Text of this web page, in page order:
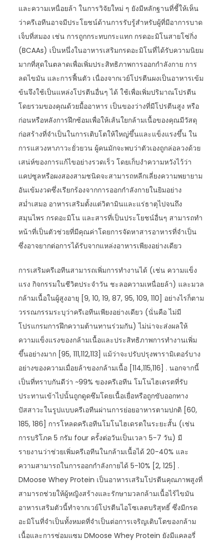
และความเหนื่อยล้า ในการวิจัยใหม่ ๆ ยังมีหลักฐานที่ชี้ให้เห็น
ว่าครีเอทีนอาจมีประโยชน์ด้านการรับรู้สำหรับผู้ที่มีอาการบาด
เจ็บที่สมอง เช่น การถูกกระทบกระแทก กรดอะมิโนสายโซ่กิ่ง
(BCAAs) เป็นหนึ่งในอาหารเสริมกรดอะมิโนที่ได้รับความนิยม
มากที่สุดในตลาดเพื่อเพิ่มประสิทธิภาพการออกกำลังกาย การ
ลดไขมัน และการฟื้นตัว เนื่องจากเวย์โปรตีนผงเป็นอาหารเข้ม
ข้นจึงใช้เป็นแหล่งโปรตีนอื่นๆ ได้ ใช้เพื่อเพิ่มปริมาณโปรตีน
โดยรวมของคุณด้วยมื้ออาหาร เป็นของว่างที่มีโปรตีนสูง หรือ
ก่อนหรือหลังการฝึกซ้อมเพื่อให้เส้นใยกล้ามเนื้อของคุณมีวัสดุ
ก่อสร้างที่จำเป็นในการเติบโตให้ใหญ่ขึ้นและแข็งแรงขึ้น ใน
การแสวงหาภาวะยั่วยวน ผู้คนมักจะพบว่าตัวเองถูกล่อลวงด้วย
เสน่ห์ของการแก้ไขอย่างรวดเร็ว โดยเก็บงำความหวังไว้ว่า
แคปซูลหรือผงสองสามชนิดจะสามารถหลีกเลี่ยงความพยายาม
อันเข้มงวดซึ่งเรียกร้องจากการออกกำลังกายในยิมอย่าง
สม่ำเสมอ อาหารเสริมตั้งแต่วิตามินและแร่ธาตุไปจนถึง
สมุนไพร กรดอะมิโน และสารที่เป็นประโยชน์อื่นๆ สามารถทำ
หน้าที่เป็นตัวช่วยที่มีคุณค่าโดยการจัดหาสารอาหารที่จำเป็น
ซึ่งอาจยากต่อการได้รับจากแหล่งอาหารเพียงอย่างเดียว
การเสริมครีเอทีนสามารถเพิ่มการทำงานได้ (เช่น ความแข็ง
แรง กิจกรรมในชีวิตประจำวัน ชะลอความเหนื่อยล้า) และมวล
กล้ามเนื้อในผู้สูงอายุ [9, 10, 19, 87, 95, 109, 110] อย่างไรก็ตาม
วรรณกรรมระบุว่าครีเอทีนเพียงอย่างเดียว (นั่นคือ ไม่มี
โปรแกรมการฝึกความต้านทานร่วมกัน) ไม่น่าจะส่งผลให้
ความแข็งแรงของกล้ามเนื้อและประสิทธิภาพการทำงานเพิ่ม
ขึ้นอย่างมาก [95, 111,112,113] แม้ว่าจะปรับปรุงพารามิเตอร์บาง
อย่างของความเมื่อยล้าของกล้ามเนื้อ [114,115,116] . นอกจากนี้
เป็นที่ทราบกันดีว่า ~99% ของครีเอทีน โมโนไฮเดรตที่รับ
ประทานเข้าไปนั้นถูกดูดซึมโดยเนื้อเยื่อหรือถูกขับออกทาง
ปัสสาวะในรูปแบบครีเอทีนผ่านการย่อยอาหารตามปกติ [60,
185, 186] การโหลดครีเอทีนโมโนไฮเดรตในระยะสั้น (เช่น
การบริโภค 5 กรัม four ครั้งต่อวันเป็นเวลา 5-7 วัน) มี
รายงานว่าช่วยเพิ่มครีเอทีนในกล้ามเนื้อได้ 20-40% และ
ความสามารถในการออกกำลังกายได้ 5-10% [2, 125] .
DMoose Whey Protein เป็นอาหารเสริมโปรตีนคุณภาพสูงที่
สามารถช่วยให้ผู้หญิงสร้างและรักษามวลกล้ามเนื้อไร้ไขมัน
อาหารเสริมตัวนี้ทำจากเวย์โปรตีนไอโซเลตบริสุทธิ์ ซึ่งมีกรด
อะมิโนที่จำเป็นทั้งหมดที่จำเป็นต่อการเจริญเติบโตของกล้าม
เนื้อและการซ่อมแซม DMoose Whey Protein ยังมีแคลอรี่